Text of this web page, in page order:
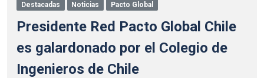
Destacadas Noticias Pacto Global
Presidente Red Pacto Global Chile
es galardonado por el Colegio de
Ingenieros de Chile